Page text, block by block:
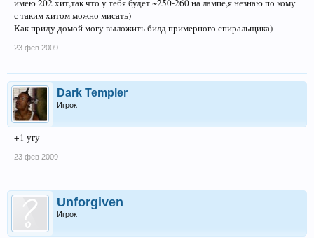
имею 202 хит,так что у тебя будет ~250-260 на лампе,я незнаю по кому
с таким хитом можно мисать)
Как приду домой могу выложить билд примерного спиральщика)
23 фев 2009
Dark Templer
Игрок
+1 угу
23 фев 2009
Unforgiven
Игрок